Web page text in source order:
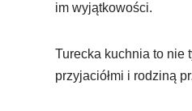
im wyjątkowości.
Turecka kuchnia to nie
przyjaciółmi i rodziną